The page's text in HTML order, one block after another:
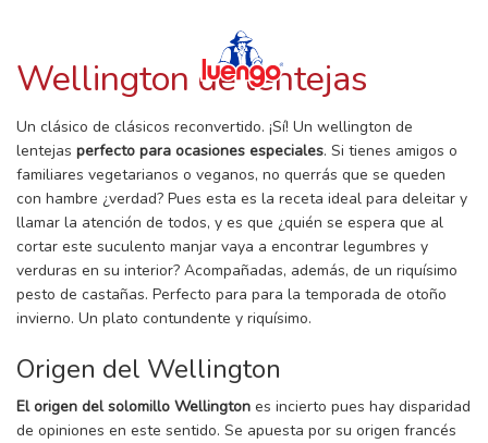
Wellington de lentejas
Un clásico de clásicos reconvertido. ¡Sí! Un wellington de
lentejas perfecto para ocasiones especiales. Si tienes amigos o
familiares vegetarianos o veganos, no querrás que se queden
con hambre ¿verdad? Pues esta es la receta ideal para deleitar y
llamar la atención de todos, y es que ¿quién se espera que al
cortar este suculento manjar vaya a encontrar legumbres y
verduras en su interior? Acompañadas, además, de un riquísimo
pesto de castañas. Perfecto para para la temporada de otoño
invierno. Un plato contundente y riquísimo.
Origen del Wellington
El origen del solomillo Wellington es incierto pues hay disparidad
de opiniones en este sentido. Se apuesta por su origen francés